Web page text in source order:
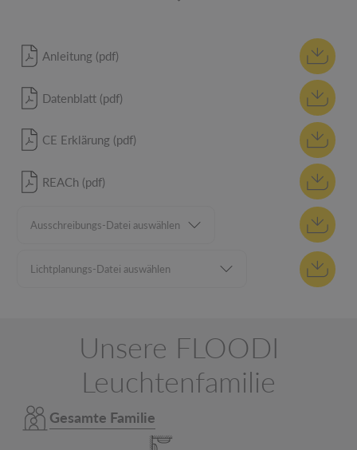
Anleitung (pdf)
Datenblatt (pdf)
CE Erklärung (pdf)
REACh (pdf)
Unsere FLOODI
Leuchtenfamilie
Gesamte Familie